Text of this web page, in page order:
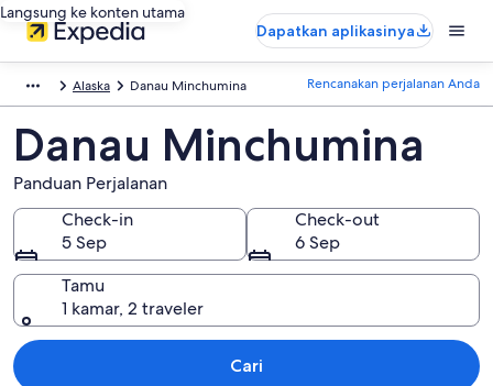
Langsung ke konten utama
Dapatkan aplikasinya
Alaska Danau Minchumina Rencanakan perjalanan Anda
Danau Minchumina
Panduan Perjalanan
Check-in
5 Sep
Check-out
6 Sep
Tamu
1 kamar, 2 traveler
Cari